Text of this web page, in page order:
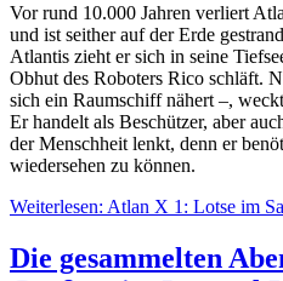
Vor rund 10.000 Jahren verliert
und ist seither auf der Erde
Atlantis zieht er sich in seine
Obhut des Roboters Rico schläft.
sich ein Raumschiff nähert –,
Er handelt als Beschützer, aber
der Menschheit lenkt, denn er
wiedersehen zu können.
Weiterlesen: Atlan X 1: Lotse im
Die gesammelten